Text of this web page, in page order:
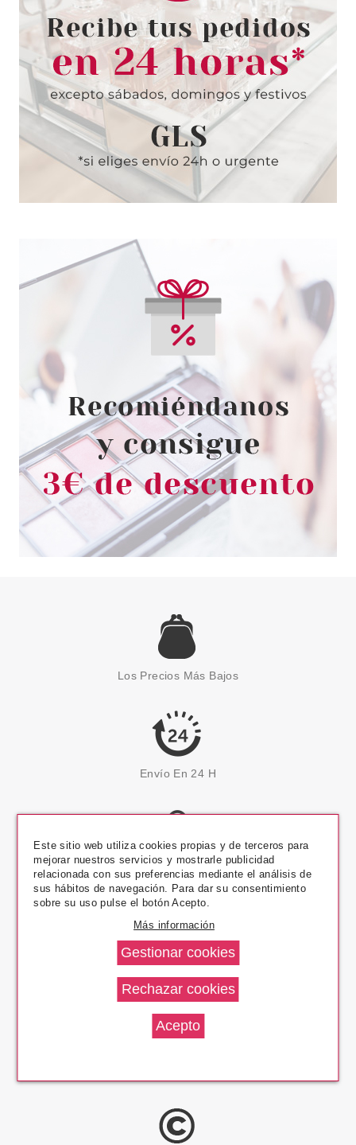
Los Precios Más Bajos
Envío En 24 H
Pago Seguro
14 Días Devolución
Este sitio web utiliza cookies propias y de terceros para
mejorar nuestros servicios y mostrarle publicidad
relacionada con sus preferencias mediante el análisis de
sus hábitos de navegación. Para dar su consentimiento
sobre su uso pulse el botón Acepto.
Más información